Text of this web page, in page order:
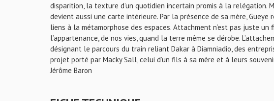
disparition, la texture d’un quotidien incertain promis à la relégation.
devient aussi une carte intérieure. Par la présence de sa mère,
liens à la métamorphose des espaces. Attachment n’est pas juste un
l’appartenance, de nos vies, quand la terre même se dérobe.
désignant le parcours du train reliant Dakar à Diamniadio, des
projet porté par Macky Sall, celui d’un fils à sa mère et à leurs
Jérôme Baron